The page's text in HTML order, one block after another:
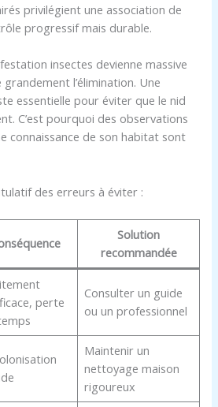
privilégient une association de
progressif mais durable.
insectes devienne massive
l’élimination. Une
essentielle pour éviter que le nid
C’est pourquoi des observations
connaissance de son habitat sont
des erreurs à éviter :
Solution
recommandée
perte
Consulter un guide
ou un professionnel
Maintenir un
nettoyage maison
rigoureux